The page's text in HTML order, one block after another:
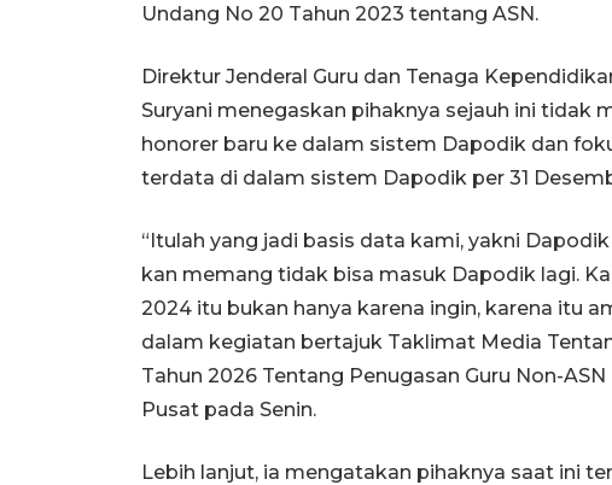
Undang No 20 Tahun 2023 tentang ASN.
Direktur Jenderal Guru dan Tenaga
Suryani menegaskan pihaknya sejauh ini tidak
honorer baru ke dalam sistem Dapodik dan
terdata di dalam sistem Dapodik per 31
“Itulah yang jadi basis data kami, yakni
kan memang tidak bisa masuk Dapodik lagi.
2024 itu bukan hanya karena ingin, karena itu
dalam kegiatan bertajuk Taklimat Media
Tahun 2026 Tentang Penugasan Guru Non-
Pusat pada Senin.
Lebih lanjut, ia mengatakan pihaknya saat ini